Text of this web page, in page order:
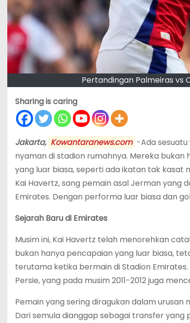
Pertandingan Palmeiras vs
Sharing is caring
Jakarta, Kowantaranews.com -Ada
nyaman di stadion rumahnya. Mereka
yang luar biasa, seperti ada ikatan tak kasat
Kai Havertz, sang pemain asal Jerman
Emirates. Dengan performa luar biasa dan
Sejarah Baru di Emirates
Musim ini, Kai Havertz telah menorehkan
bukan hanya pencapaian yang luar biasa,
terutama ketika bermain di Stadion
Persie, yang pada musim 2011-2012 juga
Pemain yang sering diragukan dalam
Dari semula dianggap sebagai transfer yang